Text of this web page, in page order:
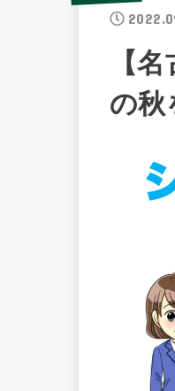
【
の秋